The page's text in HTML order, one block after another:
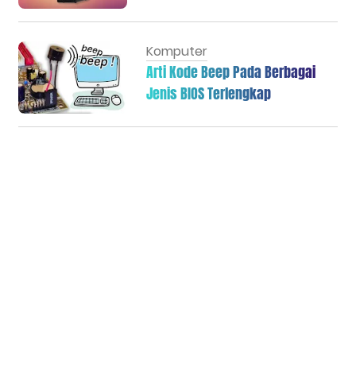
Komputer
Arti Kode Beep Pada Berbagai
Jenis BIOS Terlengkap